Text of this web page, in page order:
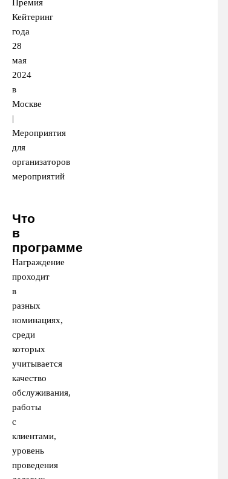
Что
в
программе
Награждение
проходит
в
разных
номинациях,
среди
которых
учитывается
качество
обслуживания,
работы
с
клиентами,
уровень
проведения